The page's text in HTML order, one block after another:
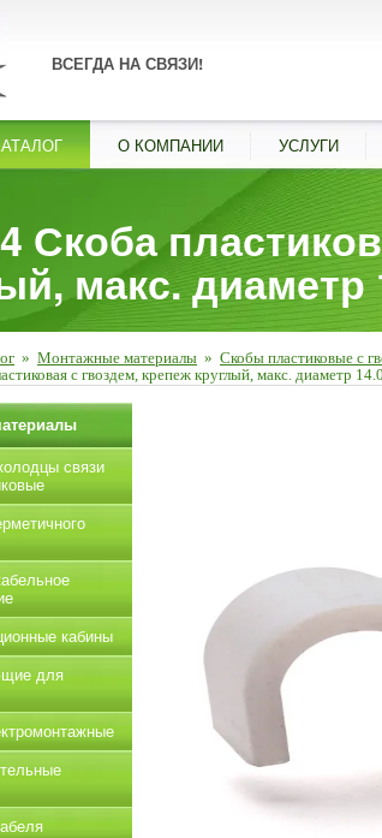
ВСЕГДА НА СВЯЗИ!
О КОМПАНИИ УСЛУГИ
Скоба
макс.
» Монтажные материалы » Скобы пластиковые с
с гвоздем, крепеж круглый, макс. диаметр
связи
кабины
для